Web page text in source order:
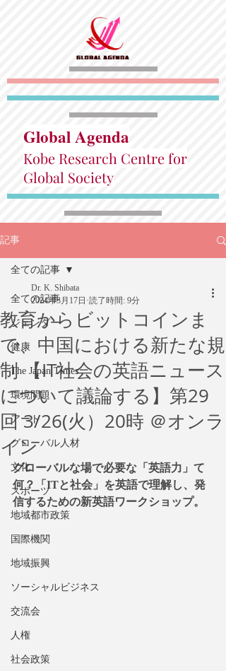
Global Agenda
Kobe Research Centre for
Global Society
記事
全ての記事
ジェンダー
健康
The Japan Times
環境問題
アート
グローバル人材
文化
スポーツ
地域都市政策
国際機関
地域振興
ソーシャルビジネス
交流会
人権
社会政策
全ての記事
教育からビットコインま
で、中国における新たな規
制 【IT社会の英語ニュース
について議論する】第29
回 3/26(火）20時 ＠オンラ
イン
Dr. K. Shibata
2024年3月17日 読了時間: 9分
グローバルな場で必要な「英語力」て
何？「ITと社会」を英語で理解し、発
信するための新英語ワークショップ。